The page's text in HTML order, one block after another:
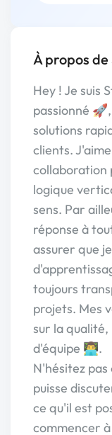
À propos de
Hey ! Je suis
passionné
solutions
clients.
collaboration
logique
sens. Par
réponse à
assurer que
toujours
projets. Mes
sur la
d'équipe 👨‍💻.
N'hésitez
puisse
ce qu'il est
commencer